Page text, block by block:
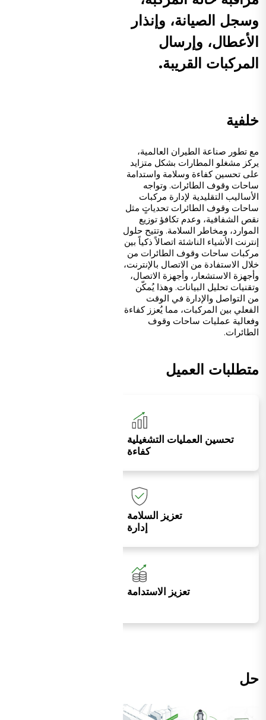
وسجل الصيانة، وإنذار
الأعطال، وإرسال
المركبات القريبة.
خلفية
مع تطور صناعة الطيران العالمية،
يركز مشغلو المطارات بشكل متزايد
على تحسين كفاءة وسلامة واستدامة
ساحات وقوف الطائرات. وتواجه
الأساليب التقليدية لإدارة مركبات
ساحات وقوف الطائرات تحدياتٍ مثل
نقص الشفافية، وعدم تكافؤ توزيع
الموارد، ومخاطر السلامة. وتتيح حلول
إنترنت الأشياء الناشئة اتصالاً ذكياً بين
مركبات ساحات وقوف الطائرات من
خلال الاستفادة من الاتصال بالإنترنت،
وأجهزة الاستشعار، وأجهزة الاتصال،
وتقنيات تحليل البيانات. وهذا يُمكّن
من التواصل والإدارة في الوقت
الفعلي بين المركبات، مما يُعزز كفاءة
وفعالية عمليات ساحات وقوف
الطائرات.
متطلبات العميل
تحسين العمليات التشغيلية
كفاءة
تعزيز السلامة
إدارة
تعزيز الاستدامة
حل